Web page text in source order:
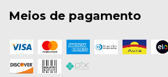
Meios de pagamento